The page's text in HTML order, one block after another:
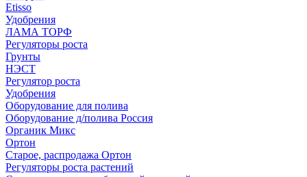
Etisso
Удобрения
ЛАМА ТОРФ
Регуляторы роста
Грунты
НЭСТ
Регулятор роста
Удобрения
Оборудование для полива
Оборудование д/полива Россия
Органик Микс
Ортон
Старое, распродажа Ортон
Регуляторы роста растений